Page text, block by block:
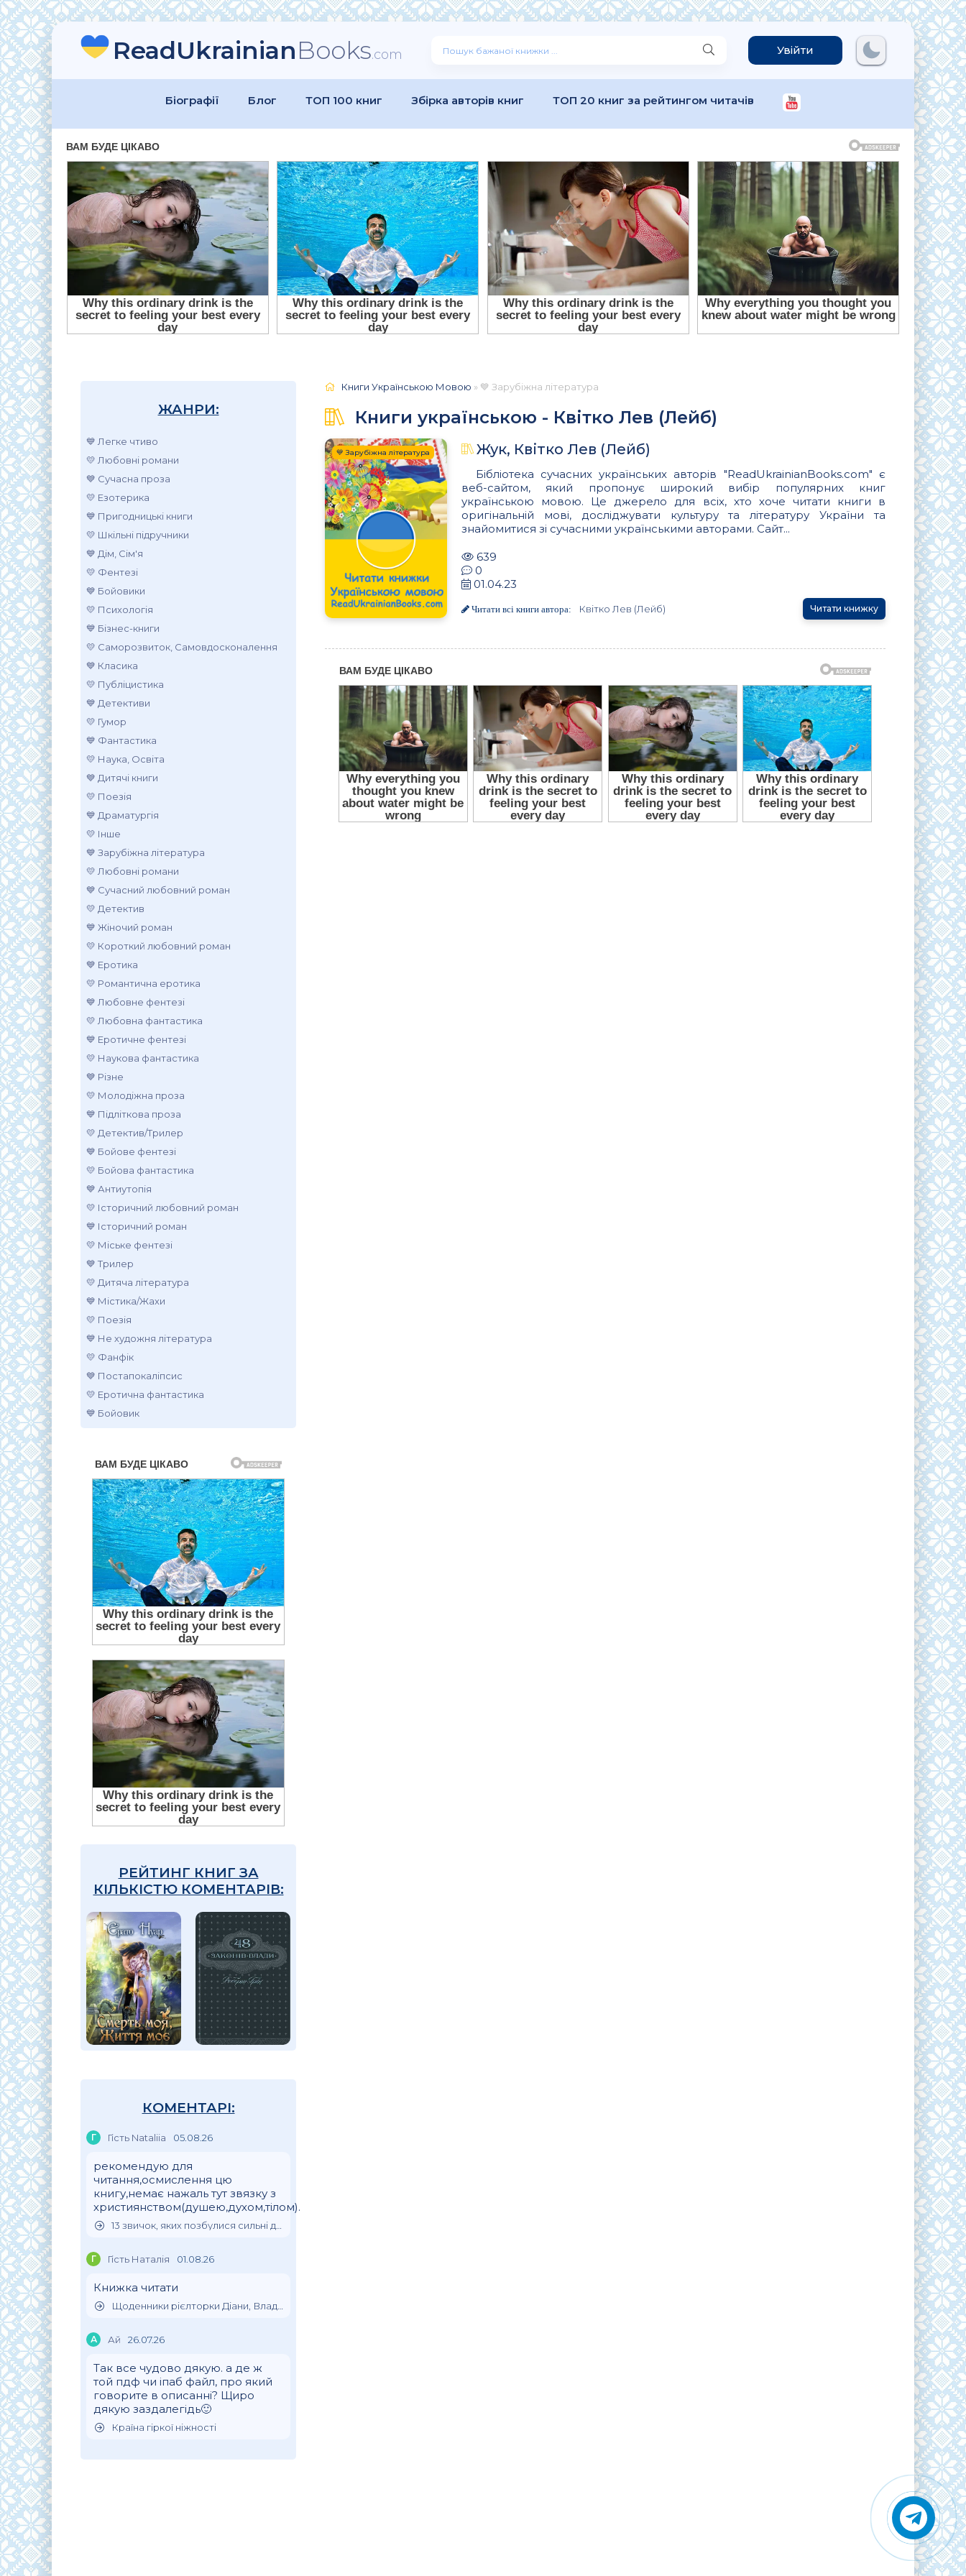
ReadUkrainianBooks.com Увійти
Біографії Блог ТОП 100 книг Збірка авторів книг ТОП 20 книг за рейтингом читачів
ЖАНРИ:
💙 Легке чтиво
💛 Любовні романи
💙 Сучасна проза
💛 Езотерика
💙 Пригодницькі книги
💛 Шкільні підручники
💙 Дім, Сім'я
💛 Фентезі
💙 Бойовики
💛 Психологія
💙 Бізнес-книги
💛 Саморозвиток, Самовдосконалення
💙 Класика
💛 Публіцистика
💙 Детективи
💛 Гумор
💙 Фантастика
💛 Наука, Освіта
💙 Дитячі книги
💛 Поезія
💙 Драматургія
💛 Інше
💙 Зарубіжна література
💛 Любовні романи
💙 Сучасний любовний роман
💛 Детектив
💙 Жіночий роман
💛 Короткий любовний роман
💙 Еротика
💛 Романтична еротика
💙 Любовне фентезі
💛 Любовна фантастика
💙 Еротичне фентезі
💛 Наукова фантастика
💙 Різне
💛 Молодіжна проза
💙 Підліткова проза
💛 Детектив/Трилер
💙 Бойове фентезі
💛 Бойова фантастика
💙 Антиутопія
💛 Історичний любовний роман
💙 Історичний роман
💛 Міське фентезі
💙 Трилер
💛 Дитяча література
💙 Містика/Жахи
💛 Поезія
💙 Не художня література
💛 Фанфік
💙 Постапокаліпсис
💛 Еротична фантастика
💙 Бойовик
РЕЙТИНГ КНИГ ЗА
КІЛЬКІСТЮ КОМЕНТАРІВ:
КОМЕНТАРІ:
Г Гість Nataliia 05.08.26
рекомендую для
читання,осмислення цю
книгу,немає нажаль тут звязку з
християнством(душею,духом,тілом).
13 звичок, яких позбулися сильні духом люди
Г Гість Наталія 01.08.26
Книжка читати
Щоденники рієлторки Діани, Влада Клімова
А Ай 26.07.26
Так все чудово дякую. а де ж
той пдф чи іпаб файл, про який
говорите в описанні? Щиро
дякую заздалегідь🙂
Країна гіркої ніжності
Книги Українською Мовою » 💙 Зарубіжна література
Книги українською - Квітко Лев (Лейб)
💙 Зарубіжна література Жук, Квітко Лев (Лейб)
Бібліотека сучасних українських авторів "ReadUkrainianBooks.com" є
веб-сайтом, який пропонує широкий вибір популярних книг
українською мовою. Це джерело для всіх, хто хоче читати книги в
оригінальній мові, досліджувати культуру та літературу України та
знайомитися зі сучасними українськими авторами. Сайт...
639
0
01.04.23
Читати всі книги автора: Квітко Лев (Лейб) Читати книжку